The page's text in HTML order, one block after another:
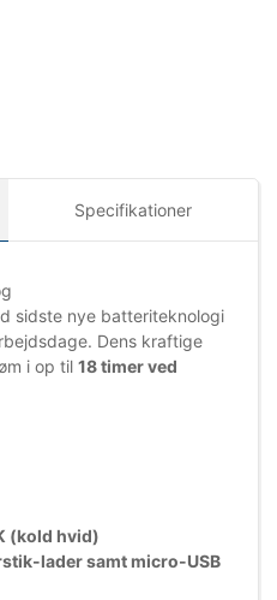
Specifikationer
sidste nye batteriteknologi
Dens kraftige
i op til 18 timer ved
(kold hvid)
lader samt micro-USB